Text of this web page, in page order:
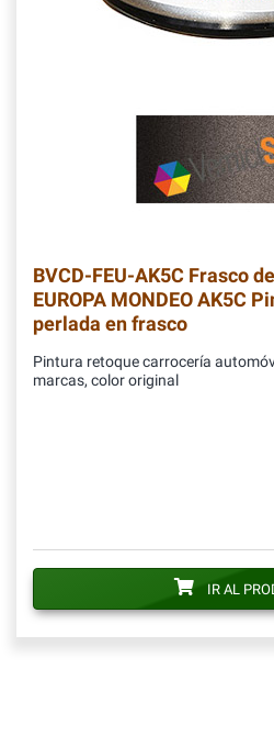
BVCD-FEU-AK5C Frasco
EUROPA MONDEO AK5C
perlada en frasco
Pintura retoque carrocería
marcas, color original
IR AL